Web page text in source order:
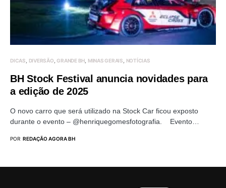
DICAS DIVERSÃO GRANDE BH MINAS GERAIS NOTÍCIAS
BH Stock Festival anuncia novidades para
a edição de 2025
O novo carro que será utilizado na Stock Car ficou exposto
durante o evento – @henriquegomesfotografia. Evento…
POR REDAÇÃO AGORA BH